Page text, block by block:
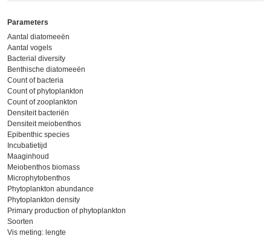
Parameters
Aantal diatomeeën
Aantal vogels
Bacterial diversity
Benthische diatomeeën
Count of bacteria
Count of phytoplankton
Count of zooplankton
Densiteit bacteriën
Densiteit meiobenthos
Epibenthic species
Incubatietijd
Maaginhoud
Meiobenthos biomass
Microphytobenthos
Phytoplankton abundance
Phytoplankton density
Primary production of phytoplankton
Soorten
Vis meting: lengte